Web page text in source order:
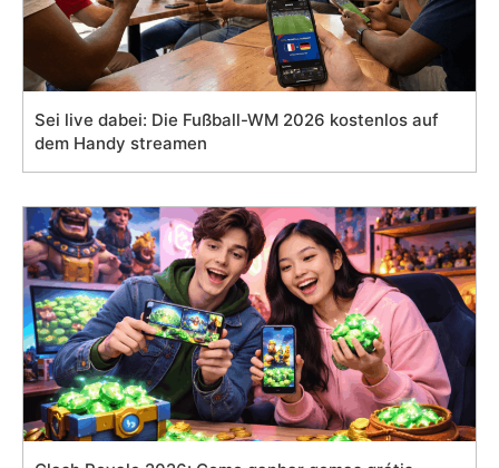
Sei live dabei: Die Fußball-WM 2026 kostenlos auf
dem Handy streamen